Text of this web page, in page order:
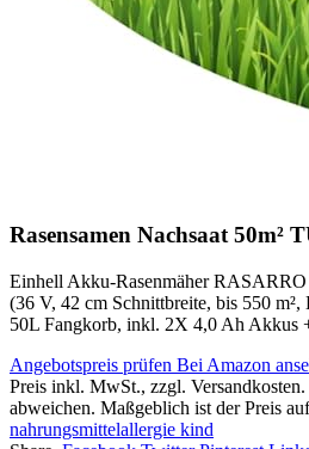
Rasensamen Nachsaat 50m²
Einhell Akku-Rasenmäher
(36 V, 42 cm Schnittbreite, bis 550
50L Fangkorb, inkl. 2X 4,0 Ah Akkus
Angebotspreis prüfen Bei Amazon
Preis inkl. MwSt., zzgl.
abweichen. Maßgeblich ist der Preis
nahrungsmittelallergie kind